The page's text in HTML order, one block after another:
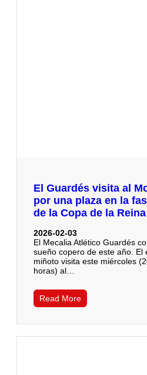
El Guardés visita al
por una plaza en la
de la Copa de la
2026-02-03
El Mecalia Atlético Guardés
sueño copero de este año. El
miñoto visita este miércoles
horas) al…
Read More